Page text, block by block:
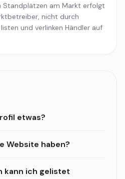
Standplätzen am Markt erfolgt
nicht durch
und verlinken Händler auf
etwas?
Website haben?
kann ich gelistet